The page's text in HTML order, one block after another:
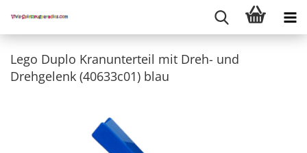
Lego Duplo Kranunterteil mit Dreh- und
Drehgelenk (40633c01) blau